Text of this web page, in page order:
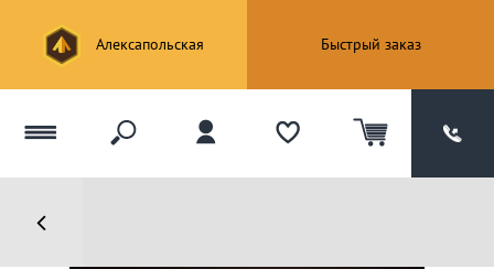
Алексапольская Быстрый заказ